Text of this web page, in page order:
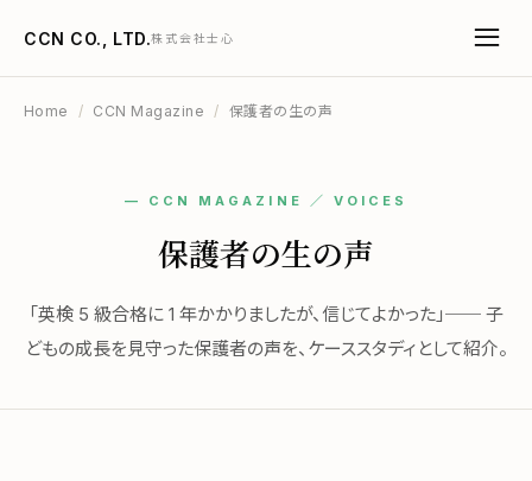
CCN CO., LTD.株式会社士心
Home / CCN Magazine / 保護者の生の声
— CCN MAGAZINE ／ VOICES
保護者の生の声
「英検 5 級合格に 1 年かかりましたが、信じてよかった」── 子
どもの成長を見守った保護者の声を、ケーススタディとして紹介。